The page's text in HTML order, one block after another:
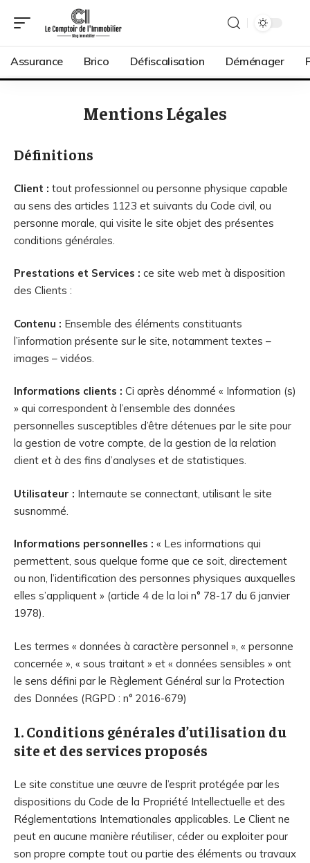
Assurance Brico Défiscalisation Déménager
Mentions Légales
Définitions
Client : tout professionnel ou personne physique capable
au sens des articles 1123 et suivants du Code civil, ou
personne morale, qui visite le site objet des présentes
conditions générales.
Prestations et Services : ce site web met à disposition
des Clients :
Contenu : Ensemble des éléments constituants
l’information présente sur le site, notamment textes –
images – vidéos.
Informations clients : Ci après dénommé « Information (s)
» qui correspondent à l’ensemble des données
personnelles susceptibles d’être détenues par le site pour
la gestion de votre compte, de la gestion de la relation
client et à des fins d’analyses et de statistiques.
Utilisateur : Internaute se connectant, utilisant le site
susnommé.
Informations personnelles : « Les informations qui
permettent, sous quelque forme que ce soit, directement
ou non, l’identification des personnes physiques auxquelles
elles s’appliquent » (article 4 de la loi n° 78-17 du 6 janvier
1978).
Les termes « données à caractère personnel », « personne
concernée », « sous traitant » et « données sensibles » ont
le sens défini par le Règlement Général sur la Protection
des Données (RGPD : n° 2016-679)
1. Conditions générales d’utilisation du
site et des services proposés
Le site constitue une œuvre de l’esprit protégée par les
dispositions du Code de la Propriété Intellectuelle et des
Réglementations Internationales applicables. Le Client ne
peut en aucune manière réutiliser, céder ou exploiter pour
son propre compte tout ou partie des éléments ou travaux